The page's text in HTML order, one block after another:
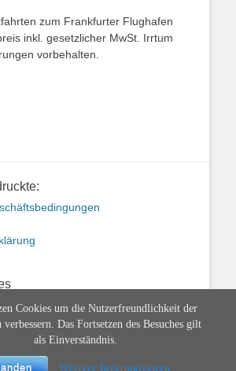
Cookies um die Nutzerfreundlichkeit der
verbessern. Das Fortsetzen des Besuches gilt
als Einverständnis.
Weitere Informationen
zum Frankfurter Flughafen
inkl. gesetzlicher MwSt. Irrtum
vorbehalten.
vorbehalten.